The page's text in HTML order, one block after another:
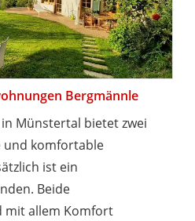
Bergmännle
Münstertal bietet zwei
und komfortable
ist ein
Beide
mit allem Komfort